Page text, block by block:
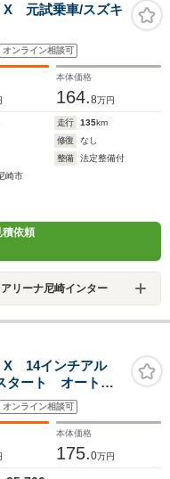
X 元試乗車/スズキ
オンライン相談可
本体価格
164.8万円
走行 135km
修復
なし
整備
法定整備付
崎市
積依頼
リーナ尼崎インター
X 14インチアル
ート オートエ
リングストッ
盗難防止システ
オンライン相談可
本体価格
175.0万円